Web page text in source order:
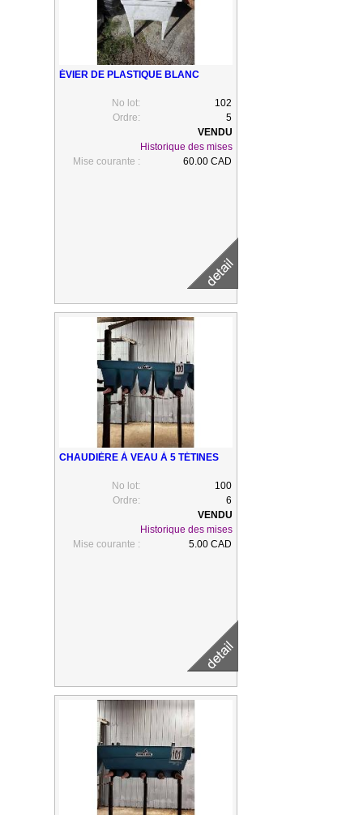
ÉVIER DE PLASTIQUE BLANC
No lot:
102
Ordre:
5
Historique des mises
Mise courante :
60.00 CAD
CHAUDIÈRE À VEAU À 5 TÉTINES
No lot:
100
Ordre:
6
Historique des mises
Mise courante :
5.00 CAD